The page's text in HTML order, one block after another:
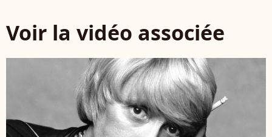
Voir la vidéo associée